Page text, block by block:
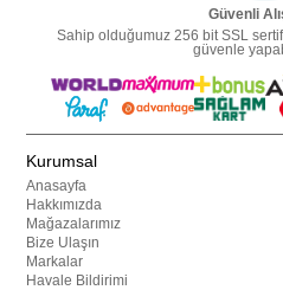
Güvenli
Sahip olduğumuz 256 bit SSL
güvenle
Kurumsal
Anasayfa
Hakkımızda
Mağazalarımız
Bize Ulaşın
Markalar
Havale Bildirimi